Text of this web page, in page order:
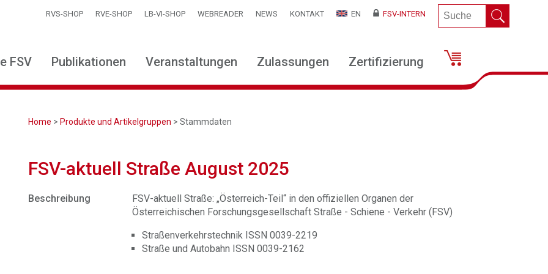
RVS-SHOP RVE-SHOP LB-VI-SHOP WEBREADER NEWS KONTAKT EN FSV-INTERN
FSV Publikationen Veranstaltungen Zulassungen Zertifizierung
Home > Produkte und Artikelgruppen > Stammdaten
FSV-aktuell Straße August 2025
Beschreibung
FSV-aktuell Straße: „Österreich-Teil“ in den offiziellen Organen der
Österreichischen Forschungsgesellschaft Straße - Schiene - Verkehr (FSV)
Straßenverkehrstechnik ISSN 0039-2219
Straße und Autobahn ISSN 0039-2162